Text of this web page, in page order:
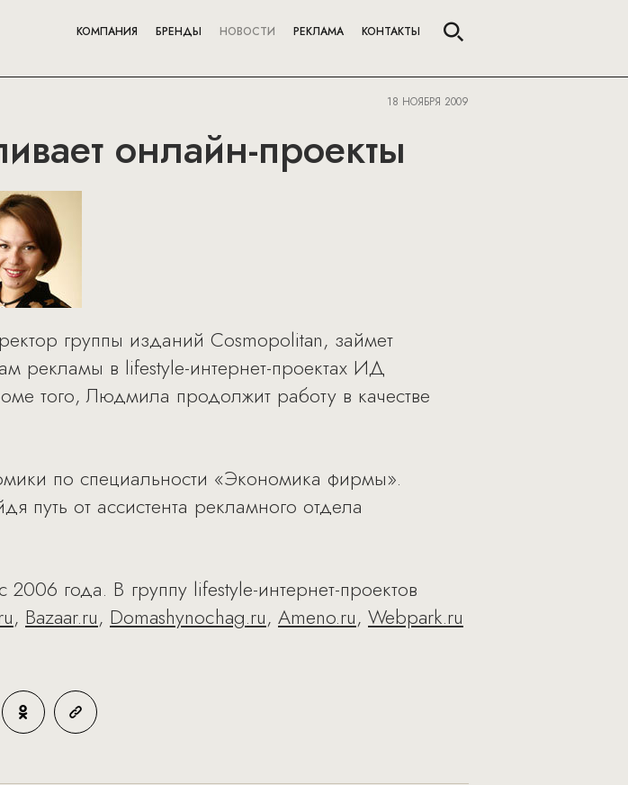
КОМПАНИЯ БРЕНДЫ НОВОСТИ РЕКЛАМА КОНТАКТЫ
18 НОЯБРЯ 2009
онлайн-проекты
группы изданий Cosmopolitan, займет
рекламы в lifestyle-интернет-проектах ИД
того, Людмила продолжит работу в качестве
по специальности «Экономика фирмы».
от ассистента рекламного отдела
года. В группу lifestyle-интернет-проектов
, Bazaar.ru, Domashynochag.ru, Ameno.ru, Webpark.ru